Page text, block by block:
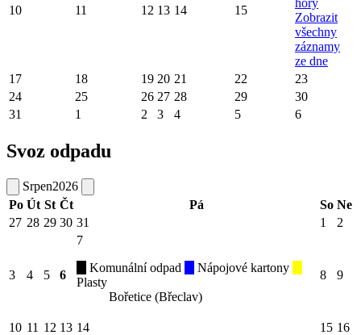
10 11 12 13 14 15
hory
Zobrazit
všechny
záznamy
ze dne
17
18 19 20 21 22
23
24
25 26 27 28 29
30
31
1 2 3 4 5 6
Svoz odpadu
Srpen2026
Po Út St Čt Pá So Ne
27 28 29 30 31 1 2
3 4 5 6
7
Komunální odpad
Nápojové kartony
Plasty
Bořetice (Břeclav)
8 9
10 11 12 13 14 15 16